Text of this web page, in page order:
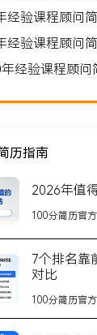
经验课程顾问
经验课程顾问
经验课程顾问
历指南
2026年值
100分简历官方
7个排名靠
对比
100分简历官方